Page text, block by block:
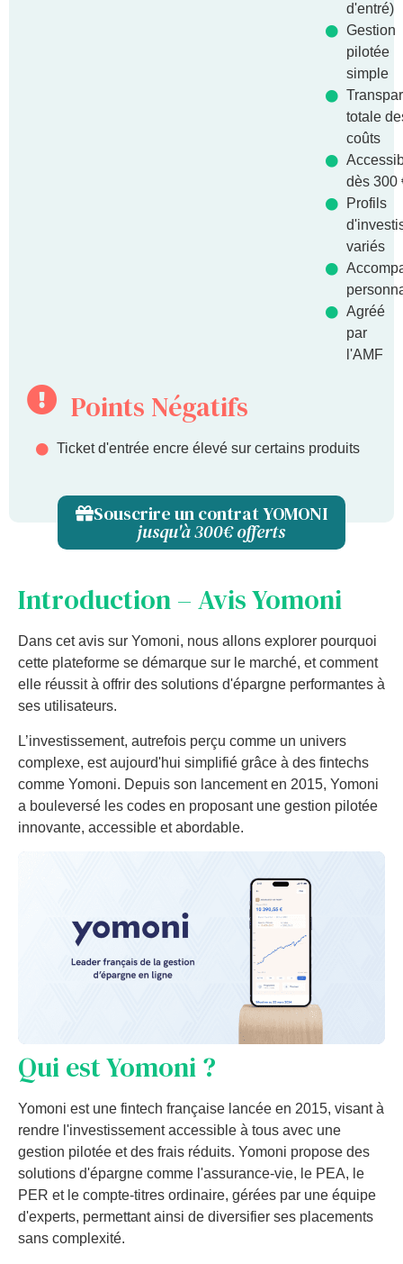
d'entré)
Gestion
pilotée
simple
totale
coûts
dès 300
Profils
variés
Agréé
par
l'AMF
Points Négatifs
Ticket d'entrée encre élevé sur certains produits
Souscrire un contrat YOMONI
jusqu'à 300€ offerts
Introduction – Avis Yomoni
Dans cet avis sur Yomoni, nous allons explorer pourquoi
cette plateforme se démarque sur le marché, et comment
elle réussit à offrir des solutions d'épargne performantes à
ses utilisateurs.
L’investissement, autrefois perçu comme un univers
complexe, est aujourd'hui simplifié grâce à des fintechs
comme Yomoni. Depuis son lancement en 2015, Yomoni
a bouleversé les codes en proposant une gestion pilotée
innovante, accessible et abordable.
Qui est Yomoni ?
Yomoni est une fintech française lancée en 2015, visant à
rendre l'investissement accessible à tous avec une
gestion pilotée et des frais réduits. Yomoni propose des
solutions d'épargne comme l'assurance-vie, le PEA, le
PER et le compte-titres ordinaire, gérées par une équipe
d'experts, permettant ainsi de diversifier ses placements
sans complexité.